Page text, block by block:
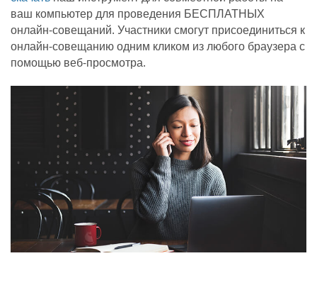
ваш компьютер для проведения БЕСПЛАТНЫХ
онлайн-совещаний. Участники смогут присоединиться к
онлайн-совещанию одним кликом из любого браузера с
помощью веб-просмотра.